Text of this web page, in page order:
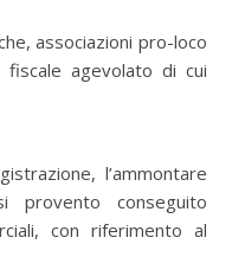
associazioni pro-loco
agevolato di cui
l’ammontare
provento conseguito
con riferimento al